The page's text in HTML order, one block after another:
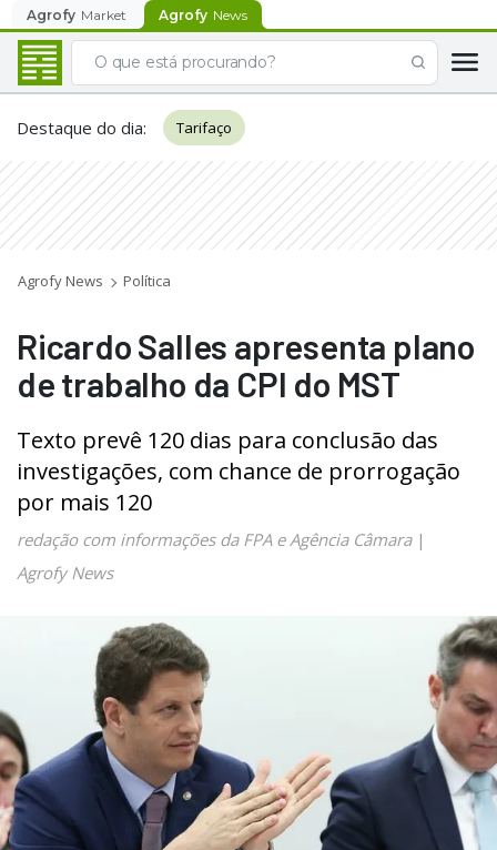
Agrofy Market Agrofy News
Destaque do dia: Tarifaço
Agrofy News Política
Ricardo Salles apresenta plano
de trabalho da CPI do MST
Texto prevê 120 dias para conclusão das
investigações, com chance de prorrogação
por mais 120
redação com informações da FPA e Agência Câmara|
Agrofy News